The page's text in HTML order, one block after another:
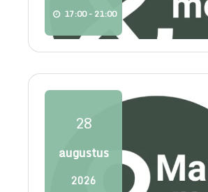
17:00 - 21:00
28
augustus
2026